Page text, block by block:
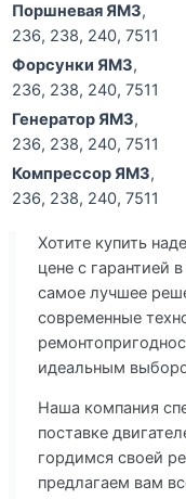
Поршневая ЯМЗ,
236, 238, 240, 7511
Форсунки ЯМЗ,
236, 238, 240, 7511
Генератор ЯМЗ,
236, 238, 240, 7511
Компрессор ЯМЗ,
236, 238, 240, 7511
Хотите купить
цене с гарантией
самое лучшее
современные
идеальным
Наша компания
поставке
гордимся своей
предлагаем вам